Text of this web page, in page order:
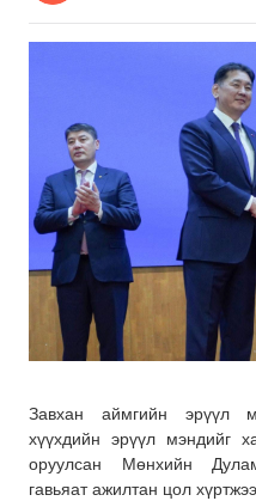
Завхан аймгийн эрүүл
хүүхдийн эрүүл мэндийг
оруулсан Мөнхийн
гавьяат ажилтан цол хүртжээ.